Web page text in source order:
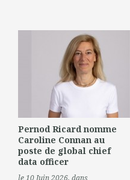
Pernod Ricard nomme
Caroline Connan au
poste de global chief
data officer
le 10 Juin 2026, dans